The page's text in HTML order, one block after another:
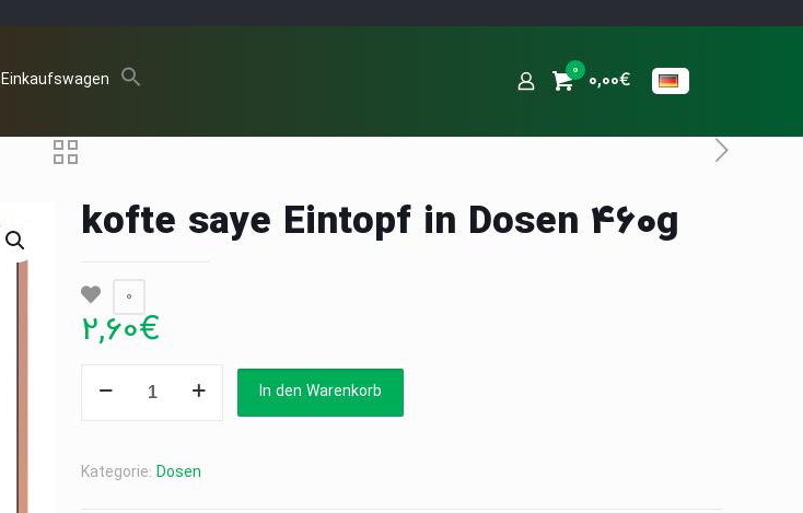
Einkaufswagen 0 0,00€
kofte saye Eintopf in Dosen 460g
0
2,60€
Dosen
In den Warenkorb
Kategorie: Dosen